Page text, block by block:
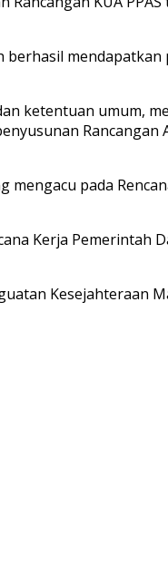
berhasil
ketentuan umum,
Rancangan
mengacu pada
Kerja Pemerintah
Kesejahteraan